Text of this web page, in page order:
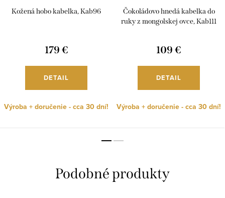
Kožená hobo kabelka, Kab96
179 €
DETAIL
Výroba + doručenie - cca 30 dní!
Čokoládovo hnedá kabelka do
ruky z mongolskej ovce, Kab111
109 €
DETAIL
Výroba + doručenie - cca 30 dní!